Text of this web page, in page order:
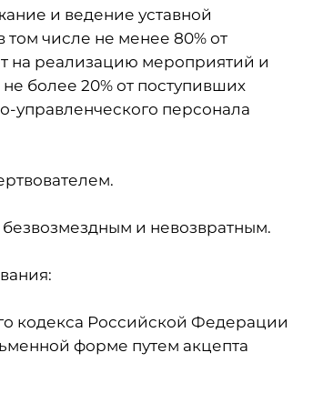
и ведение уставной
том числе не менее 80% от
на реализацию мероприятий и
более 20% от поступивших
управленческого персонала
и невозвратным.
кодекса Российской Федерации
форме путем акцепта